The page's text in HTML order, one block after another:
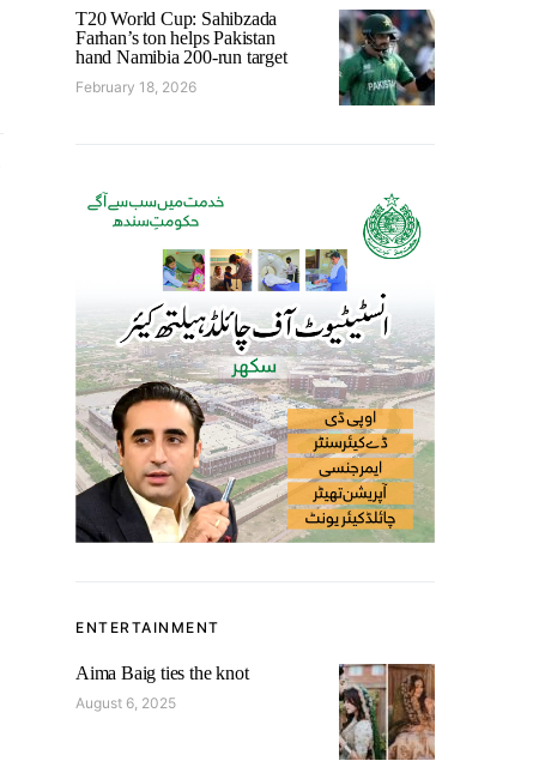
T20 World Cup: Sahibzada
Farhan’s ton helps Pakistan
hand Namibia 200-run target
February 18, 2026
ENTERTAINMENT
Aima Baig ties the knot
August 6, 2025